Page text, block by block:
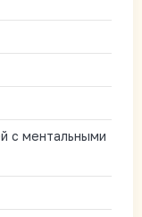
с ментальными